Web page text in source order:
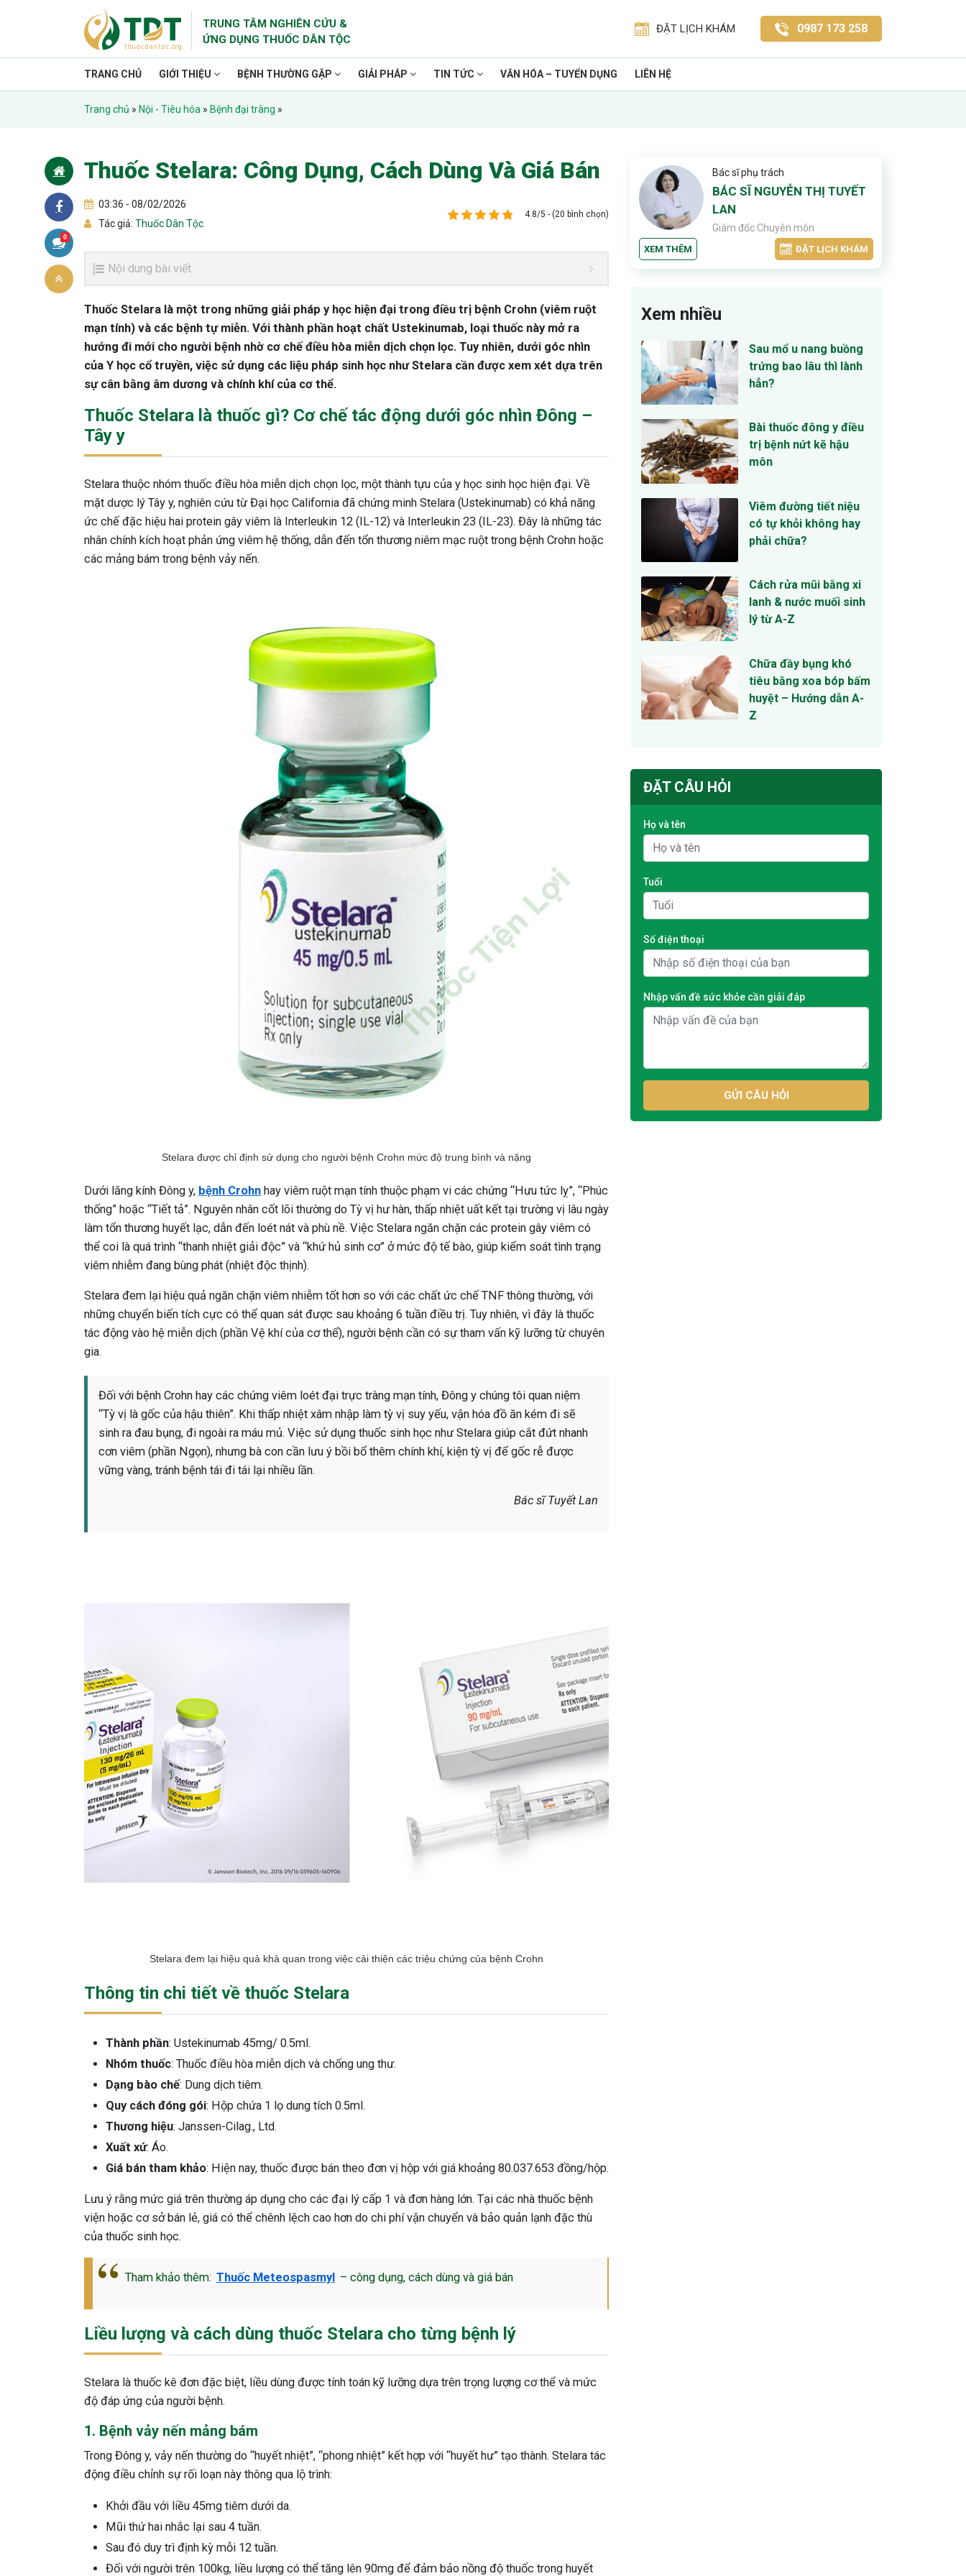
TRUNG TÂM NGHIÊN CỨU &
ỨNG DỤNG THUỐC DÂN TỘC
ĐẶT LỊCH KHÁM 0987 173 258
TRANG CHỦ GIỚI THIỆU BỆNH THƯỜNG GẶP GIẢI PHÁP TIN TỨC VĂN HÓA – TUYỂN DỤNG LIÊN HỆ
Trang chủ » Nội - Tiêu hóa » Bệnh đại tràng »
Thuốc Stelara: Công Dụng, Cách Dùng Và Giá Bán
03:36 - 08/02/2026
Tác giả: Thuốc Dân Tộc
4.8/5 - (20 bình chọn)
0
Nội dung bài viết
Thuốc Stelara là một trong những giải pháp y học hiện đại trong điều trị bệnh Crohn (viêm ruột
mạn tính) và các bệnh tự miễn. Với thành phần hoạt chất Ustekinumab, loại thuốc này mở ra
hướng đi mới cho người bệnh nhờ cơ chế điều hòa miễn dịch chọn lọc. Tuy nhiên, dưới góc nhìn
của Y học cổ truyền, việc sử dụng các liệu pháp sinh học như Stelara cần được xem xét dựa trên
sự cân bằng âm dương và chính khí của cơ thể.
Thuốc Stelara là thuốc gì? Cơ chế tác động dưới góc nhìn Đông –
Tây y
Stelara thuộc nhóm thuốc điều hòa miễn dịch chọn lọc, một thành tựu của y học sinh học hiện đại. Về
mặt dược lý Tây y, nghiên cứu từ Đại học California đã chứng minh Stelara (Ustekinumab) có khả năng
ức chế đặc hiệu hai protein gây viêm là Interleukin 12 (IL-12) và Interleukin 23 (IL-23). Đây là những tác
nhân chính kích hoạt phản ứng viêm hệ thống, dẫn đến tổn thương niêm mạc ruột trong bệnh Crohn hoặc
các mảng bám trong bệnh vảy nến.
Stelara được chỉ định sử dụng cho người bệnh Crohn mức độ trung bình và nặng
Dưới lăng kính Đông y, bệnh Crohn hay viêm ruột mạn tính thuộc phạm vi các chứng “Hưu tức lỵ”, “Phúc
thống” hoặc “Tiết tả”. Nguyên nhân cốt lõi thường do Tỳ vị hư hàn, thấp nhiệt uất kết tại trường vị lâu ngày
làm tổn thương huyết lạc, dẫn đến loét nát và phù nề. Việc Stelara ngăn chặn các protein gây viêm có
thể coi là quá trình “thanh nhiệt giải độc” và “khứ hủ sinh cơ” ở mức độ tế bào, giúp kiểm soát tình trạng
viêm nhiễm đang bùng phát (nhiệt độc thịnh).
Stelara đem lại hiệu quả ngăn chặn viêm nhiễm tốt hơn so với các chất ức chế TNF thông thường, với
những chuyển biến tích cực có thể quan sát được sau khoảng 6 tuần điều trị. Tuy nhiên, vì đây là thuốc
tác động vào hệ miễn dịch (phần Vệ khí của cơ thể), người bệnh cần có sự tham vấn kỹ lưỡng từ chuyên
gia.
Đối với bệnh Crohn hay các chứng viêm loét đại trực tràng mạn tính, Đông y chúng tôi quan niệm
“Tỳ vị là gốc của hậu thiên”. Khi thấp nhiệt xâm nhập làm tỳ vị suy yếu, vận hóa đồ ăn kém đi sẽ
sinh ra đau bụng, đi ngoài ra máu mủ. Việc sử dụng thuốc sinh học như Stelara giúp cắt đứt nhanh
cơn viêm (phần Ngọn), nhưng bà con cần lưu ý bồi bổ thêm chính khí, kiện tỳ vị để gốc rễ được
vững vàng, tránh bệnh tái đi tái lại nhiều lần.
Bác sĩ Tuyết Lan
Stelara đem lại hiệu quả khả quan trong việc cải thiện các triệu chứng của bệnh Crohn
Thông tin chi tiết về thuốc Stelara
Thành phần: Ustekinumab 45mg/ 0.5ml.
Nhóm thuốc: Thuốc điều hòa miễn dịch và chống ung thư.
Dạng bào chế: Dung dịch tiêm.
Quy cách đóng gói: Hộp chứa 1 lọ dung tích 0.5ml.
Thương hiệu: Janssen-Cilag., Ltd.
Xuất xứ: Áo.
Giá bán tham khảo: Hiện nay, thuốc được bán theo đơn vị hộp với giá khoảng 80.037.653 đồng/hộp.
Lưu ý rằng mức giá trên thường áp dụng cho các đại lý cấp 1 và đơn hàng lớn. Tại các nhà thuốc bệnh
viện hoặc cơ sở bán lẻ, giá có thể chênh lệch cao hơn do chi phí vận chuyển và bảo quản lạnh đặc thù
của thuốc sinh học.
Tham khảo thêm: Thuốc Meteospasmyl – công dụng, cách dùng và giá bán
Liều lượng và cách dùng thuốc Stelara cho từng bệnh lý
Stelara là thuốc kê đơn đặc biệt, liều dùng được tính toán kỹ lưỡng dựa trên trọng lượng cơ thể và mức
độ đáp ứng của người bệnh.
1. Bệnh vảy nến mảng bám
Trong Đông y, vảy nến thường do “huyết nhiệt”, “phong nhiệt” kết hợp với “huyết hư” tạo thành. Stelara tác
động điều chỉnh sự rối loạn này thông qua lộ trình:
Khởi đầu với liều 45mg tiêm dưới da.
Mũi thứ hai nhắc lại sau 4 tuần.
Sau đó duy trì định kỳ mỗi 12 tuần.
Đối với người trên 100kg, liều lượng có thể tăng lên 90mg để đảm bảo nồng độ thuốc trong huyết
Bác sĩ phụ trách
BÁC SĨ NGUYỄN THỊ TUYẾT
LAN
Giám đốc Chuyên môn
XEM THÊM ĐẶT LỊCH KHÁM
Xem nhiều
Sau mổ u nang buồng
trứng bao lâu thì lành
hẳn?
Bài thuốc đông y điều
trị bệnh nứt kẽ hậu
môn
Viêm đường tiết niệu
có tự khỏi không hay
phải chữa?
Cách rửa mũi bằng xi
lanh & nước muối sinh
lý từ A-Z
Chữa đầy bụng khó
tiêu bằng xoa bóp bấm
huyệt – Hướng dẫn A-
Z
ĐẶT CÂU HỎI
Họ và tên
Tuổi
Số điện thoại
Nhập vấn đề sức khỏe cần giải đáp
GỬI CÂU HỎI